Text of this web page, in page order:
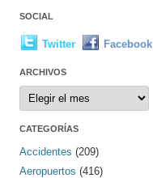
SOCIAL
Twitter Facebook
ARCHIVOS
Archivos
CATEGORÍAS
Accidentes (209)
Aeropuertos (416)